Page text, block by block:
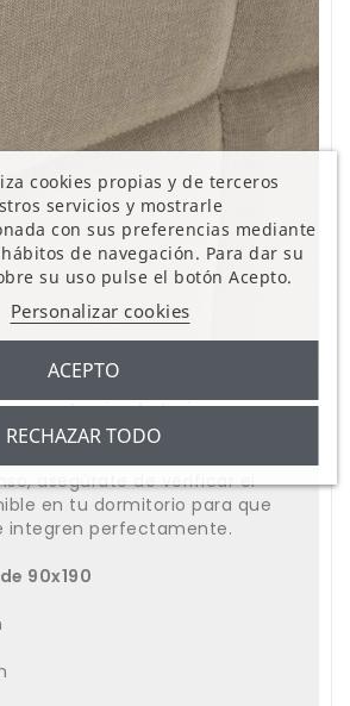
cama tapizada Lyria
asegúrate de verificar el
en tu dormitorio para que
integren perfectamente.
90x190
cookies propias y de terceros
servicios y mostrarle
con sus preferencias mediante
de navegación. Para dar su
su uso pulse el botón Acepto.
Personalizar cookies
RECHAZAR TODO
ACEPTO